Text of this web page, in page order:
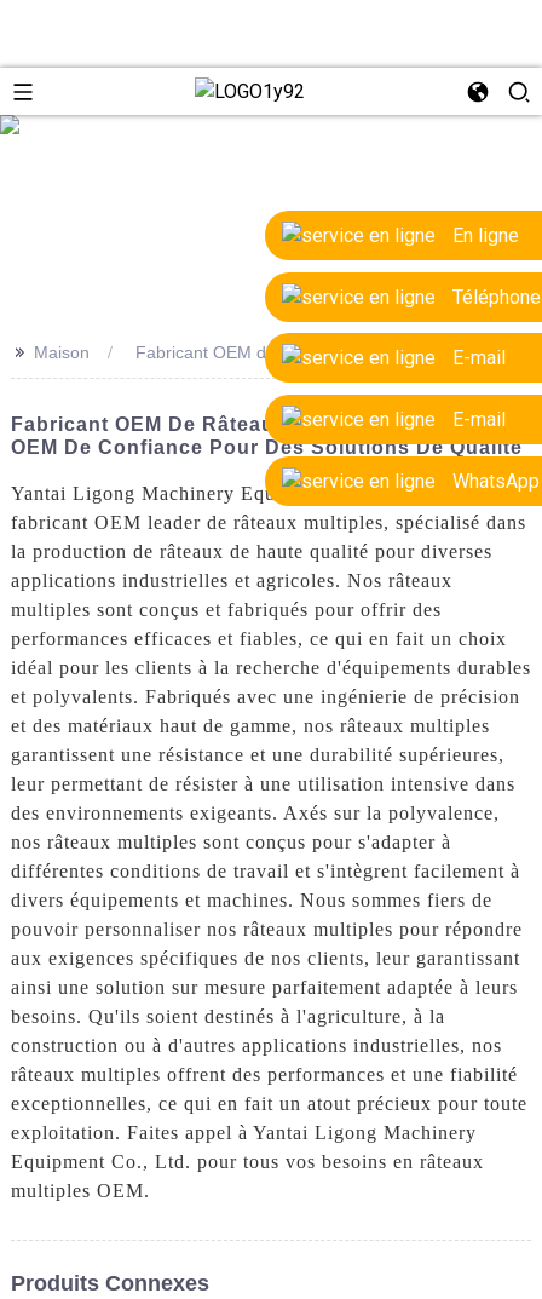
En ligne
Téléphone
E-mail
E-mail
WhatsApp
>> Maison Fabricant OEM de râteaux multiples
Fabricant OEM De Râteaux Multiples : Fournisseur
OEM De Confiance Pour Des Solutions De Qualité
Yantai Ligong Machinery Equipment Co., Ltd. est un
fabricant OEM leader de râteaux multiples, spécialisé dans
la production de râteaux de haute qualité pour diverses
applications industrielles et agricoles. Nos râteaux
multiples sont conçus et fabriqués pour offrir des
performances efficaces et fiables, ce qui en fait un choix
idéal pour les clients à la recherche d'équipements durables
et polyvalents. Fabriqués avec une ingénierie de précision
et des matériaux haut de gamme, nos râteaux multiples
garantissent une résistance et une durabilité supérieures,
leur permettant de résister à une utilisation intensive dans
des environnements exigeants. Axés sur la polyvalence,
nos râteaux multiples sont conçus pour s'adapter à
différentes conditions de travail et s'intègrent facilement à
divers équipements et machines. Nous sommes fiers de
pouvoir personnaliser nos râteaux multiples pour répondre
aux exigences spécifiques de nos clients, leur garantissant
ainsi une solution sur mesure parfaitement adaptée à leurs
besoins. Qu'ils soient destinés à l'agriculture, à la
construction ou à d'autres applications industrielles, nos
râteaux multiples offrent des performances et une fiabilité
exceptionnelles, ce qui en fait un atout précieux pour toute
exploitation. Faites appel à Yantai Ligong Machinery
Equipment Co., Ltd. pour tous vos besoins en râteaux
multiples OEM.
Produits Connexes